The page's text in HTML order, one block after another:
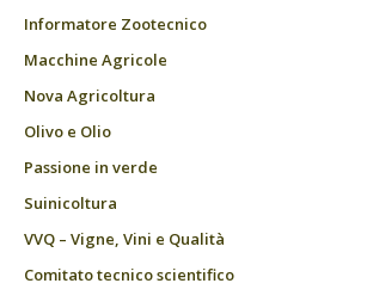
Informatore Zootecnico
Macchine Agricole
Nova Agricoltura
Olivo e Olio
Passione in verde
Suinicoltura
VVQ – Vigne, Vini e Qualità
Comitato tecnico scientifico